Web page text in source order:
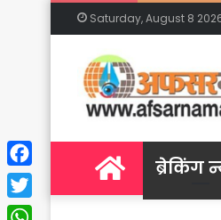
Saturday, August 8
Homeब्रेकिंग
Facebook
Twitter